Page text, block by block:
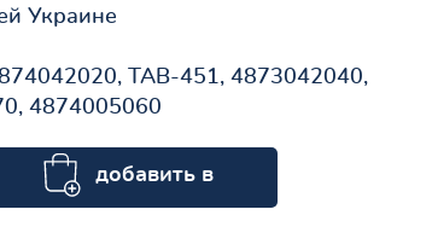
Украине
TAB-451, 4873042040,
4874005060
добавить в
корзину